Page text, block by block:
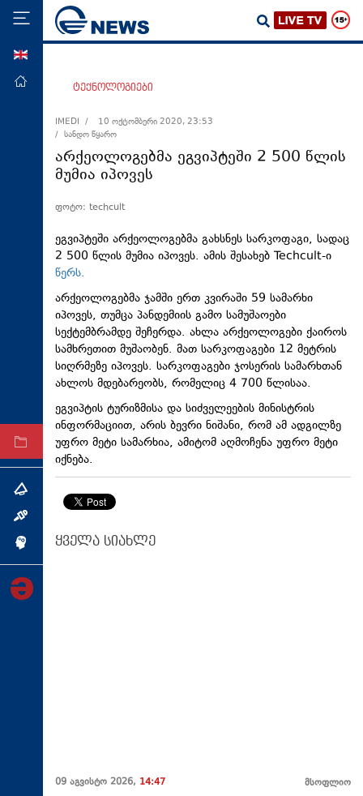
მთავარი
ეკონომიკა
მსოფლიო
სამართალი
თავდაცვა
რეგიონი
კულტურა
სპორტი
ტექნოლოგიები
ტაბლოიდი
არქივი
ინქვიზიცია
ტექნოლოგიები
IMEDI /
10 ოქტომბერი 2020, 23:53
/ სანდო წყარო
არქეოლოგებმა ეგვიპტეში 2 500 წლის
მუმია იპოვეს
ფოტო: techcult
ეგვიპტეში არქეოლოგებმა გახსნეს სარკოფაგი, სადაც
2 500 წლის მუმია იპოვეს. ამის შესახებ Techcult-ი
წერს.
არქეოლოგებმა ჯამში ერთ კვირაში 59 სამარხი
იპოვეს, თუმცა პანდემიის გამო სამუშაოები
სექტემბრამდე შეჩერდა. ახლა არქეოლოგები ქაიროს
სამხრეთით მუშაობენ. მათ სარკოფაგები 12 მეტრის
სიღრმეზე იპოვეს. სარკოფაგები ჯოსერის სამარხთან
ახლოს მდებარეობს, რომელიც 4 700 წლისაა.
ეგვიპტის ტურიზმისა და სიძველეების მინისტრის
ინფორმაციით, არის ბევრი ნიშანი, რომ ამ ადგილზე
უფრო მეტი სამარხია, ამიტომ აღმოჩენა უფრო მეტი
იქნება.
ყველა სიახლე
09 აგვისტო 2026, 14:47 მსოფლიო